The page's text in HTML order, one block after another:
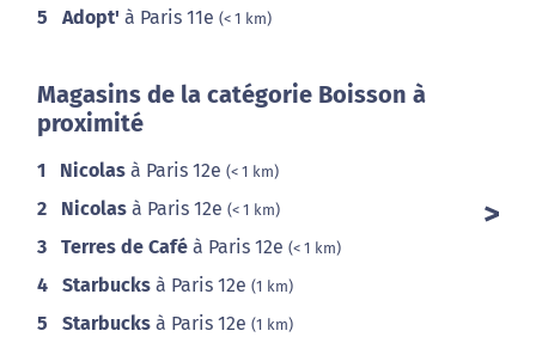
5 Adopt' à Paris 11e (< 1 km)
Magasins de la catégorie Boisson à
proximité
1 Nicolas à Paris 12e (< 1 km)
2 Nicolas à Paris 12e (< 1 km)
3 Terres de Café à Paris 12e (< 1 km)
4 Starbucks à Paris 12e (1 km)
5 Starbucks à Paris 12e (1 km)